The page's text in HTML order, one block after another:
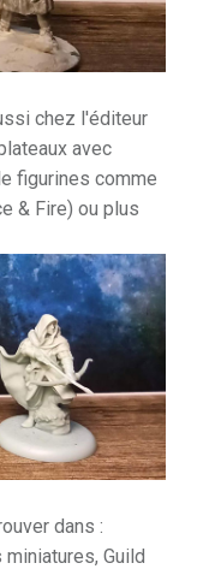
chez l'éditeur
avec
figurines comme
& Fire) ou plus
dans :
Guild